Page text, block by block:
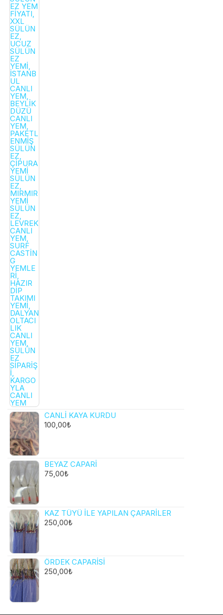
CANLI KAYA KURDU
100,00₺
BEYAZ CAPARI
75,00₺
KAZ TÜYÜ ILE YAPILAN ÇAPARILER
250,00₺
ÖRDEK CAPARISI
250,00₺